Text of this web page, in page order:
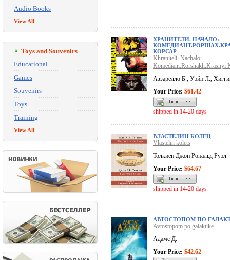
Audio Books
View All
Toys and Souvenirs
Educational
Games
Souvenirs
Toys
Training
View All
ХРАНИТЕЛИ. НАЧАЛО:
КОРСАР
Khraniteli. Nachalo:
Komediant.Rorshakh.Krasnyi
Аззарелло Б., Уэйн Л.,
Your Price: $61.42
shipped in 14-20 days
ВЛАСТЕЛИН КОЛЕЦ
Vlastelin kolets
Толкиен Джон Рональд Руэл
Your Price: $64.67
shipped in 14-20 days
АВТОСТОПОМ ПО
Avtostopom po galaktike
Адамс Д.
Your Price: $42.62